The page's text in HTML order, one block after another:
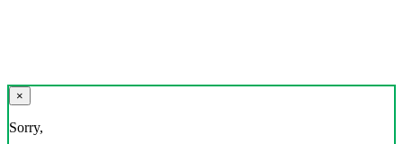
×
Sorry,